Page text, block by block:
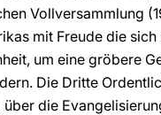
Vollversammlung
mit Freude die sich
um eine gröbere
Die Dritte
die